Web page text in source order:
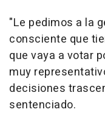
"Le pedimos a la
consciente que
que vaya a votar
muy
decisiones
sentenciado.